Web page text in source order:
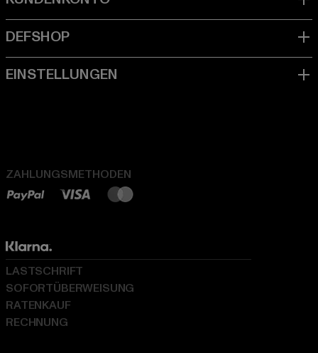
ZAHLUNGSMETHODEN
LASTSCHRIFT
SOFORTÜBERWEISUNG
RATENKAUF
RECHNUNG